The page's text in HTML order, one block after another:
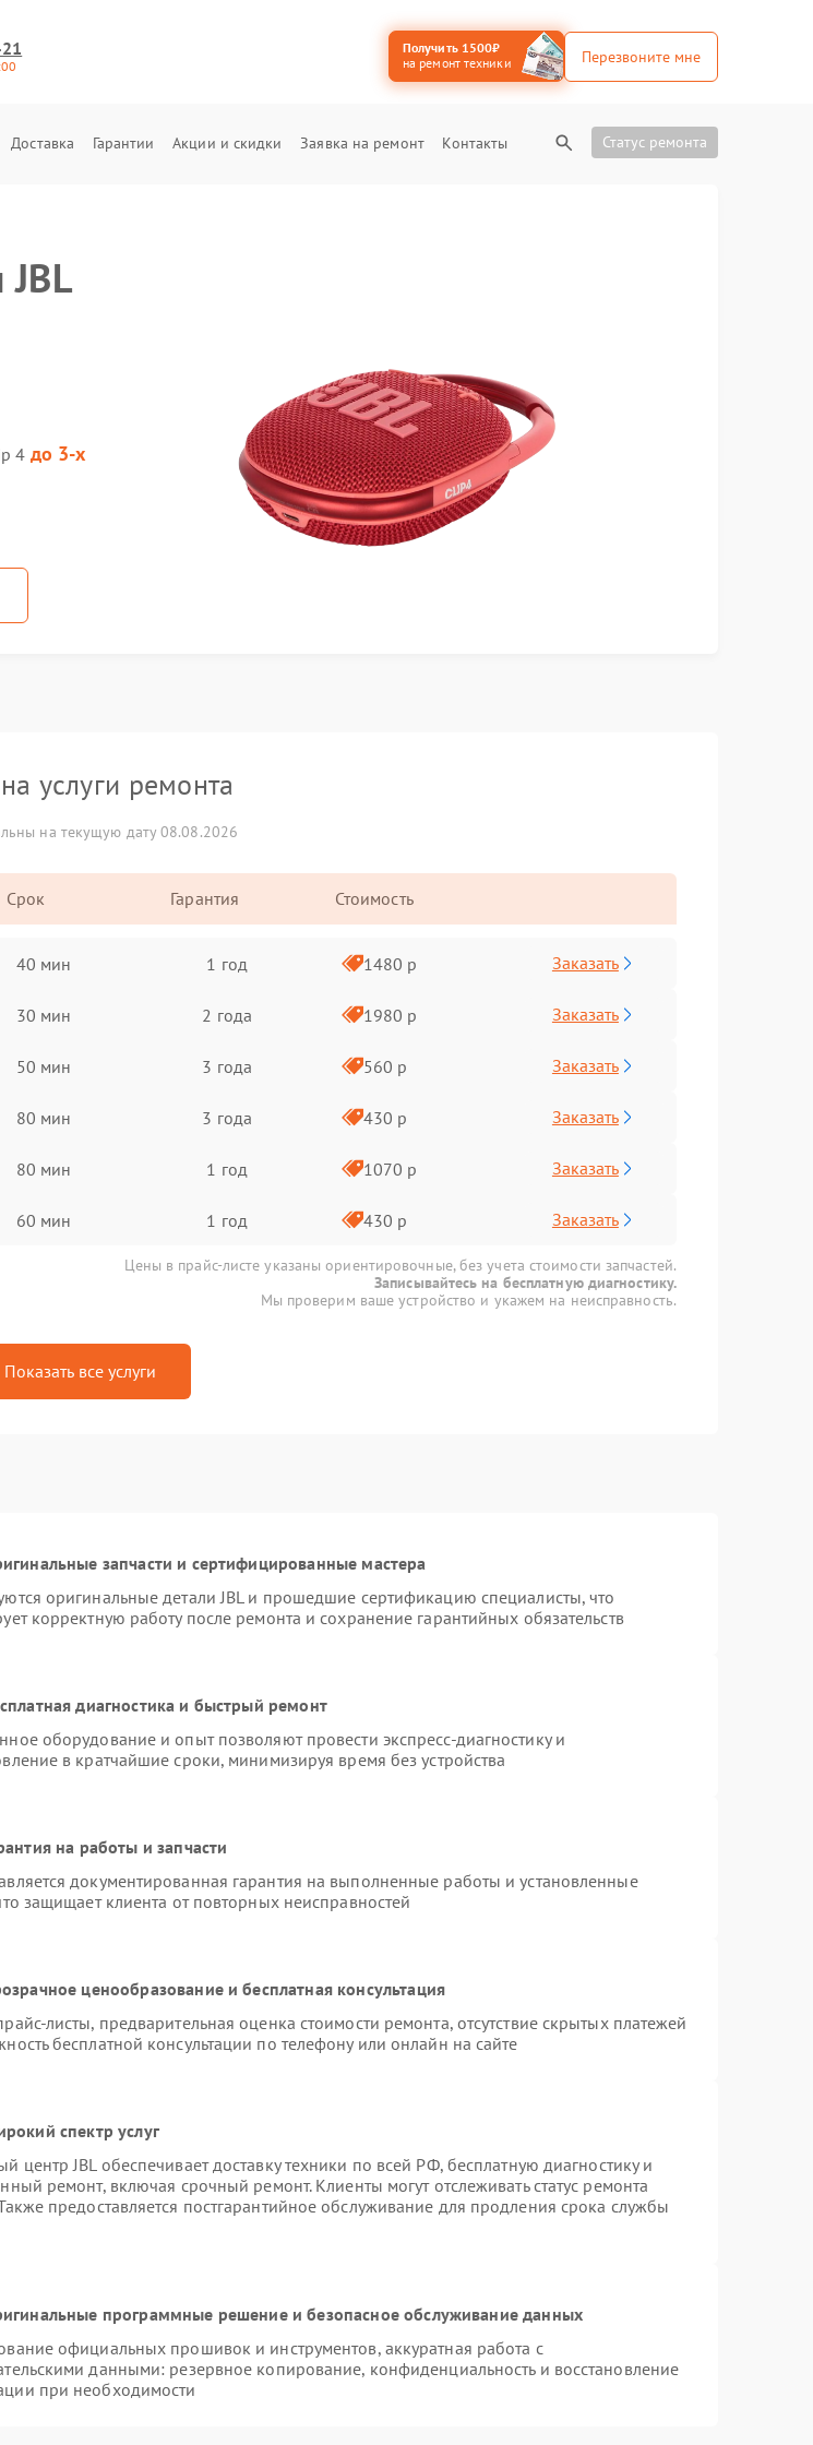
Получить 1500₽
на ремонт техники
Перезвоните мне
Доставка Гарантии Акции и скидки Заявка на ремонт Контакты Статус ремонта
4 до 3-х
услуги ремонта
на текущую дату 08.08.2026
Срок Гарантия Стоимость
40 мин 1 год 1480 р Заказать
30 мин 2 года 1980 р Заказать
50 мин 3 года 560 р Заказать
80 мин 3 года 430 р Заказать
80 мин 1 год 1070 р Заказать
60 мин 1 год 430 р Заказать
Цены в прайс-листе указаны ориентировочные, без учета стоимости запчастей.
Записывайтесь на бесплатную диагностику.
Мы проверим ваше устройство и укажем на неисправность.
Показать все услуги
запчасти и сертифицированные мастера
оригинальные детали JBL и прошедшие сертификацию специалисты, что
корректную работу после ремонта и сохранение гарантийных обязательств
диагностика и быстрый ремонт
оборудование и опыт позволяют провести экспресс-диагностику и
в кратчайшие сроки, минимизируя время без устройства
на работы и запчасти
документированная гарантия на выполненные работы и установленные
защищает клиента от повторных неисправностей
ценообразование и бесплатная консультация
листы, предварительная оценка стоимости ремонта, отсутствие скрытых платежей
бесплатной консультации по телефону или онлайн на сайте
спектр услуг
центр JBL обеспечивает доставку техники по всей РФ, бесплатную диагностику и
ремонт, включая срочный ремонт. Клиенты могут отслеживать статус ремонта
предоставляется постгарантийное обслуживание для продления срока службы
программные решение и безопасное обслуживание данных
официальных прошивок и инструментов, аккуратная работа с
данными: резервное копирование, конфиденциальность и восстановление
при необходимости